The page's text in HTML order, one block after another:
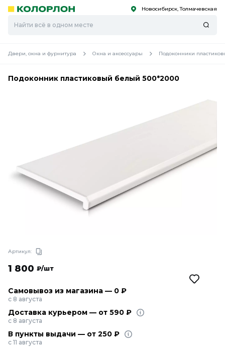
Скоро
Скоро Новосибирск, Толмачевская
Двери, окна и фурнитура Окна и аксессуары Подоконники
Подоконник пластиковый белый 500*2000
Артикул:
1 800 ₽/шт
Самовывоз из магазина — 0 ₽
с 8 августа
Доставка курьером — от 590 ₽
с 8 августа
В пункты выдачи — от 250 ₽
с 11 августа